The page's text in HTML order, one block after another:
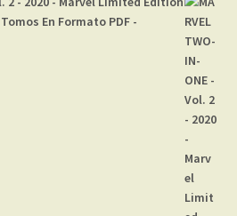
En Formato PDF -